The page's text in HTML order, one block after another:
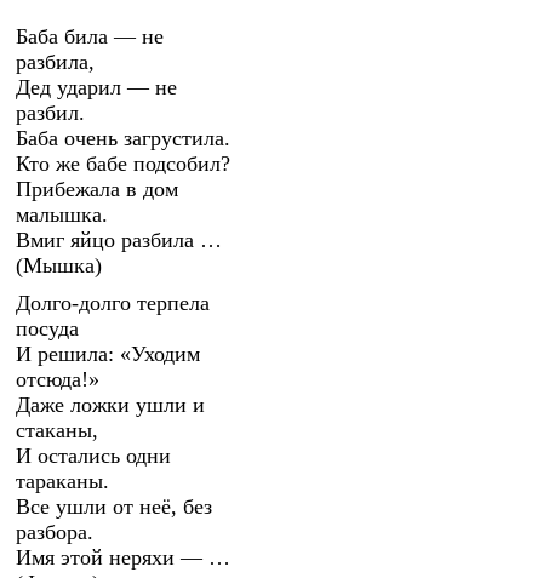
Баба била — не
разбила,
Дед ударил — не
разбил.
Баба очень загрустила.
Кто же бабе подсобил?
Прибежала в дом
малышка.
Вмиг яйцо разбила …
(Мышка)
Долго-долго терпела
посуда
И решила: «Уходим
отсюда!»
Даже ложки ушли и
стаканы,
И остались одни
тараканы.
Все ушли от неё, без
разбора.
Имя этой неряхи — …